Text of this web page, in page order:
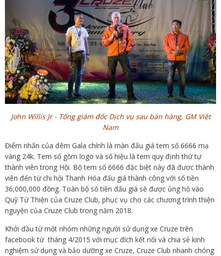
John Willis Jr - Tổng giám đốc Dịch vụ sau bán hàng, GM Việt
Nam
Điểm nhấn của đêm Gala chính là màn đấu giá tem số 6666 mạ
vàng 24k. Tem số gồm logo và số hiệu là tem quy định thứ tự
thành viên trong Hội. Bộ tem số 6666 đặc biệt này đã được thành
viên đến từ chi hội Thanh Hóa đấu giá thành công với số tiền
36,000,000 đồng. Toàn bộ số tiền đấu giá sẽ được ủng hộ vào
Quỹ Từ Thiện của Cruze Club, phục vụ cho các chương trình thiện
nguyện của Cruze Club trong năm 2018.
Khởi đầu từ một nhóm những người sử dụng xe Cruze trên
facebook từ tháng 4/2015 với mục đích kết nối và chia sẻ kinh
nghiệm sử dụng và bảo dưỡng xe Cruze, Cruze Club nhanh chóng